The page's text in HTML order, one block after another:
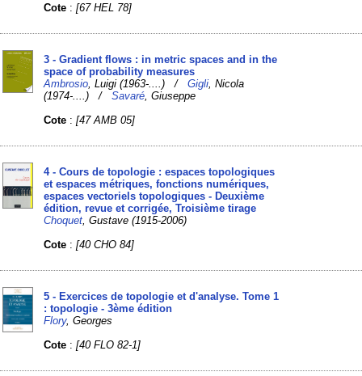
Cote :[67 HEL 78]
3 - Gradient flows : in metric spaces and in the
space of probability measures
Ambrosio , Luigi (1963-....) /Gigli , Nicola
(1974-....) /Savaré , Giuseppe
Cote :[47 AMB 05]
4 - Cours de topologie : espaces topologiques
et espaces métriques, fonctions numériques,
espaces vectoriels topologiques - Deuxième
édition, revue et corrigée, Troisième tirage
Choquet , Gustave (1915-2006)
Cote :[40 CHO 84]
5 - Exercices de topologie et d'analyse. Tome 1
: topologie - 3ème édition
Flory, Georges
Cote :[40 FLO 82-1]